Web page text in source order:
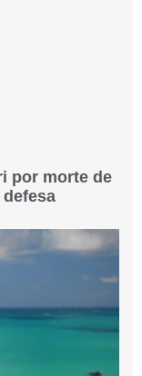
por morte de